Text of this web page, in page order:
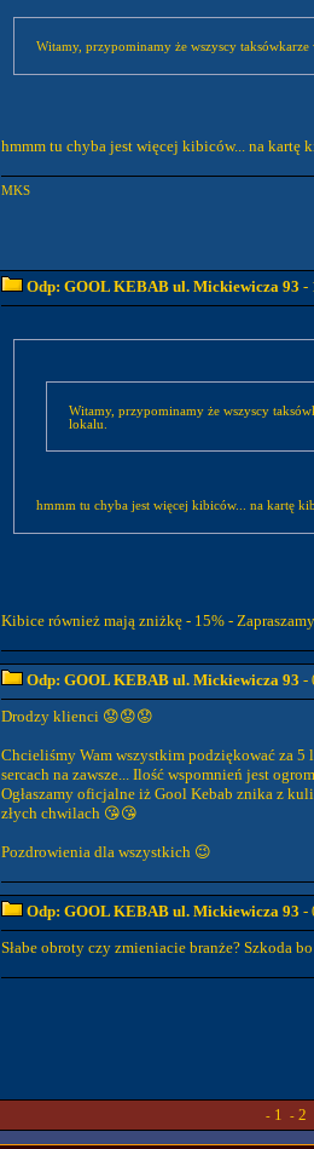
Witamy, przypominamy że wszyscy
hmmm tu chyba jest więcej kibiców... na kartę
MKS
Odp: GOOL KEBAB ul. Mickiewicza 93 -
Witamy, przypominamy że wszyscy
lokalu.
hmmm tu chyba jest więcej kibiców... na kartę
Kibice również mają zniżkę - 15% - Zapraszamy
Odp: GOOL KEBAB ul. Mickiewicza 93 -
Drodzy klienci 😟😟😟
Chcieliśmy Wam wszystkim podziękować za
sercach na zawsze... Ilość wspomnień jest
Ogłaszamy oficjalne iż Gool Kebab znika z
złych chwilach 😘😘
Pozdrowienia dla wszystkich 😉
Odp: GOOL KEBAB ul. Mickiewicza 93 -
Słabe obroty czy zmieniacie branże? Szkoda
- 1 - 2